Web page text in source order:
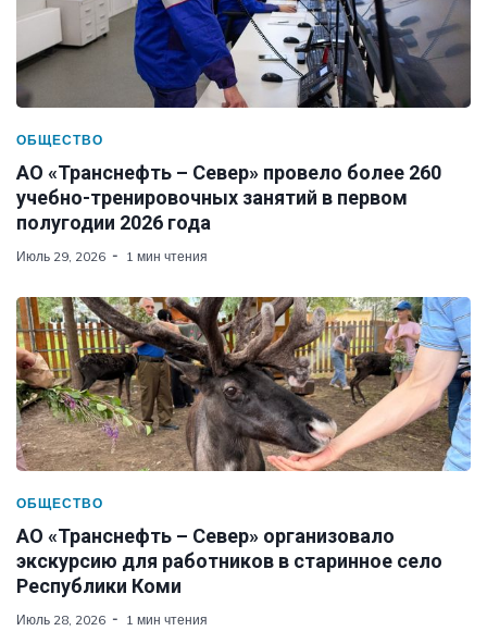
ОБЩЕСТВО
АО «Транснефть – Север» провело более 260
учебно-тренировочных занятий в первом
полугодии 2026 года
Июль 29, 2026 1 мин чтения
ОБЩЕСТВО
АО «Транснефть – Север» организовало
экскурсию для работников в старинное село
Республики Коми
Июль 28, 2026 1 мин чтения